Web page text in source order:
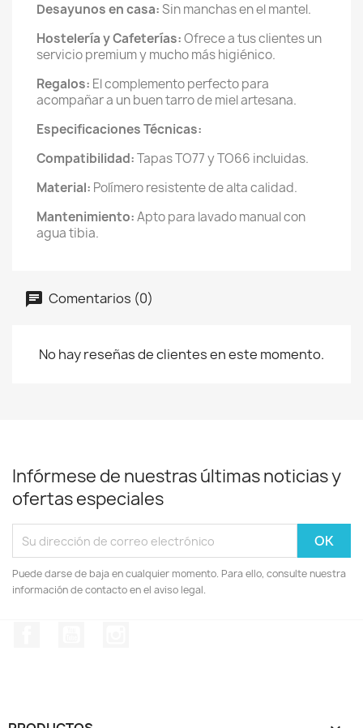
Desayunos en casa:Sin manchas en el mantel.
Hostelería y Cafeterías:Ofrece a tus clientes un
servicio premium y mucho más higiénico.
Regalos: El complemento perfecto para
acompañar a un buen tarro de miel artesana.
Especificaciones Técnicas:
Compatibilidad:Tapas TO77 y TO66 incluidas.
Material: Polímero resistente de alta calidad.
Mantenimiento:Apto para lavado manual con
agua tibia.
Comentarios (0)
No hay reseñas de clientes en este momento.
Infórmese de nuestras últimas noticias y
ofertas especiales
Puede darse de baja en cualquier momento. Para ello, consulte nuestra
información de contacto en el aviso legal.